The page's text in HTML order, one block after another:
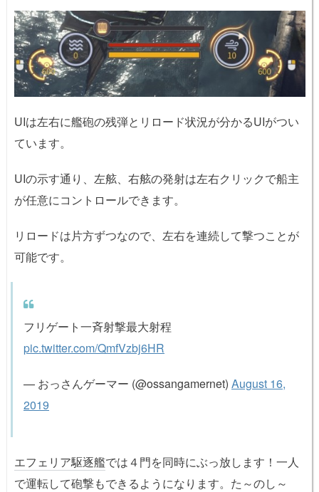
UIは左右に艦砲の残弾とリロード状況が分かるUIがつい
ています。
UIの示す通り、左舷、右舷の発射は左右クリックで船主
が任意にコントロールできます。
リロードは片方ずつなので、左右を連続して撃つことが
可能です。
フリゲート一斉射撃最大射程
pic.twitter.com/QmfVzbj6HR
— おっさんゲーマー (@ossangamernet) August 16,
2019
エフェリア駆逐艦では４門を同時にぶっ放します！一人
で運転して砲撃もできるようになります。た～のし～